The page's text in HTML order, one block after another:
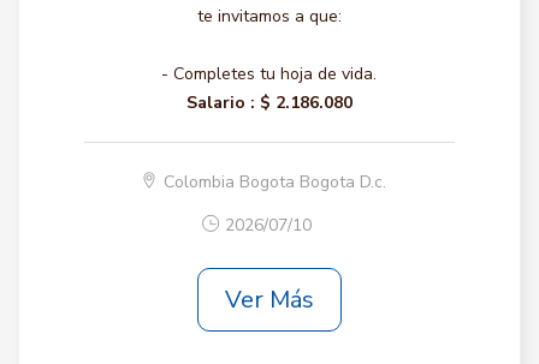
te invitamos a que:
- Completes tu hoja de vida.
Salario : $ 2.186.080
Colombia Bogota Bogota D.c.
2026/07/10
Ver Más